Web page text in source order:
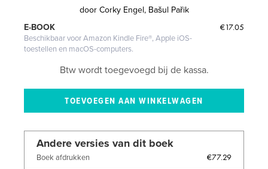
door Corky Engel, Bašul Pařik
€17.05
E-BOOK
Beschikbaar voor Amazon Kindle Fire®, Apple iOS-
toestellen en macOS-computers.
Btw wordt toegevoegd bij de kassa.
Andere versies van dit boek
Boek afdrukken €77.29